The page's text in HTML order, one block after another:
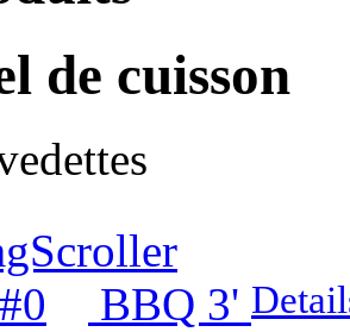
de cuisson
BBQ 3'